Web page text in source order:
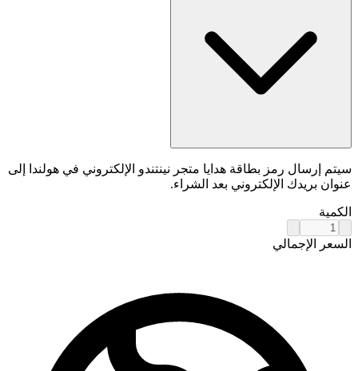
سيتم إرسال رمز بطاقة هدايا متجر نينتندو الإلكتروني في هولندا إلى
عنوان بريدك الإلكتروني بعد الشراء.
الكمية
السعر الإجمالي